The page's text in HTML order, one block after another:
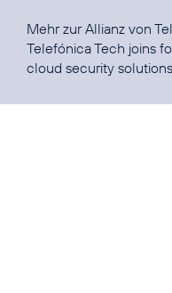
Mehr zur Allianz von
Telefónica Tech joins
cloud security